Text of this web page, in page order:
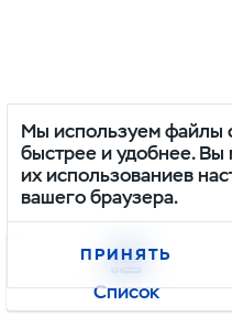
Список
Мы используем файлы
быстрее и удобнее.
их использованиев
вашего браузера.
ПРИНЯТЬ